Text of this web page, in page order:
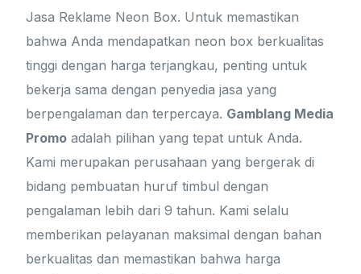
Jasa Reklame Neon Box. Untuk memastikan
bahwa Anda mendapatkan neon box berkualitas
tinggi dengan harga terjangkau, penting untuk
bekerja sama dengan penyedia jasa yang
berpengalaman dan terpercaya. Gamblang Media
Promo adalah pilihan yang tepat untuk Anda.
Kami merupakan perusahaan yang bergerak di
bidang pembuatan huruf timbul dengan
pengalaman lebih dari 9 tahun. Kami selalu
memberikan pelayanan maksimal dengan bahan
berkualitas dan memastikan bahwa harga